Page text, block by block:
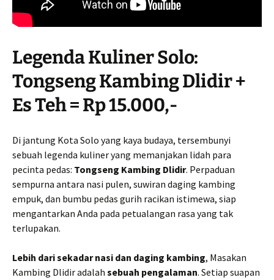
Legenda Kuliner Solo:
Tongseng Kambing Dlidir +
Es Teh = Rp 15.000,-
Di jantung Kota Solo yang kaya budaya, tersembunyi
sebuah legenda kuliner yang memanjakan lidah para
pecinta pedas: Tongseng Kambing Dlidir. Perpaduan
sempurna antara nasi pulen, suwiran daging kambing
empuk, dan bumbu pedas gurih racikan istimewa, siap
mengantarkan Anda pada petualangan rasa yang tak
terlupakan.
Lebih dari sekadar nasi dan daging kambing, Masakan
Kambing Dlidir adalah sebuah pengalaman. Setiap suapan